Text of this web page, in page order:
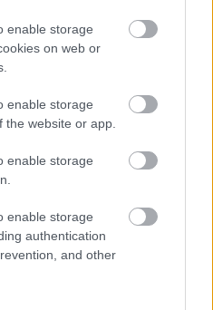
enable storage
on web or
enable storage
the website or app.
enable storage
enable storage
authentication
and other
hárul a szúnyoginvázió